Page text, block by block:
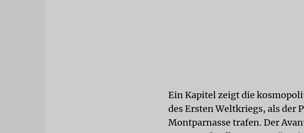
Ein Kapitel zeigt die
des Ersten Weltkriegs, als der
Montparnasse trafen. Der